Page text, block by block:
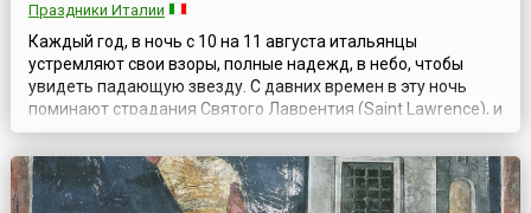
Праздники Италии
Каждый год, в ночь с 10 на 11 августа итальянцы
устремляют свои взоры, полные надежд, в небо, чтобы
увидеть падающую звезду. С давних времен в эту ночь
поминают страдания Святого Лаврентия (Saint Lawrence), и
звездный дождь олицетворяет собой льющиеся слезы
святого во время невыносимых телесных пыток. Звезды
блуждают по небесам вечно и спускаются на землю только
в тот день, когда умер Лаврентий, с...